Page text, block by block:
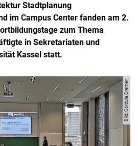
Stadtplanung
im Campus Center fanden am 2.
zum Thema
in Sekretariaten und
Kassel statt.
Bild: Cordula Cremer